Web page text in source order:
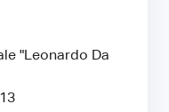
"Leonardo Da